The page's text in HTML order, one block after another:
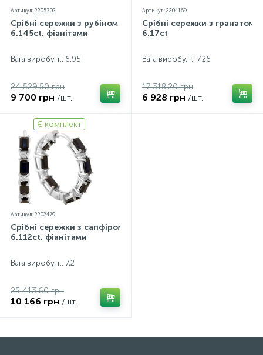
Артикул: 2205302
Срібні сережки з рубіном
6.145ct, фіанітами
Вага виробу, г.: 6,95
24 529.50 грн
9 700 грн /шт.
Артикул: 2204169
Срібні сережки з гранатом
6.17ct
Вага виробу, г.: 7,26
17 318.20 грн
6 928 грн /шт.
Є комплект
Артикул: 2202479
Срібні сережки з сапфіром
6.112ct, фіанітами
Вага виробу, г.: 7,2
25 413.60 грн
10 166 грн /шт.